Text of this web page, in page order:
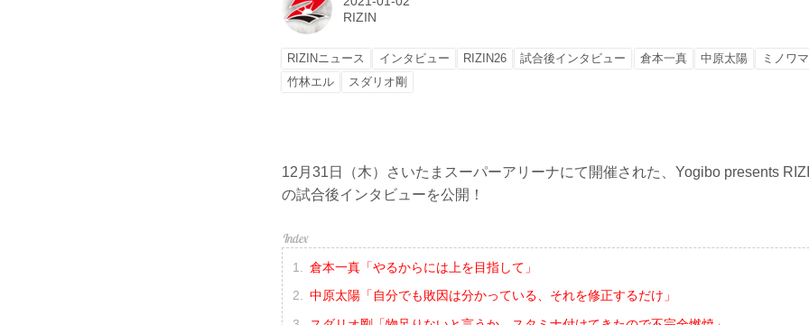
RIZIN
RIZINニュース インタビュー RIZIN26 試合後インタビュー 倉本一真 中原太陽 ミノワ
竹林エル
スダリオ剛
12月31日（木）さいたまスーパーアリーナにて開催された、Yogibo presents
の試合後インタビューを公開！
倉本一真「やるからには上を目指して」
中原太陽「自分でも敗因は分かっている、それを修正するだけ」